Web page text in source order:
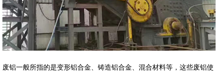
废铝一般所指的是变形铝合金、铸造铝合金、混合材料等，这些废铝使